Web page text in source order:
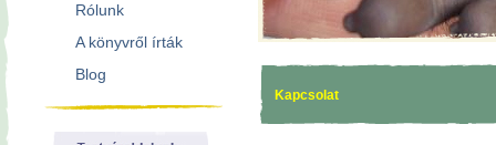
Rólunk
A könyvről írták
Blog
Kapcsolat